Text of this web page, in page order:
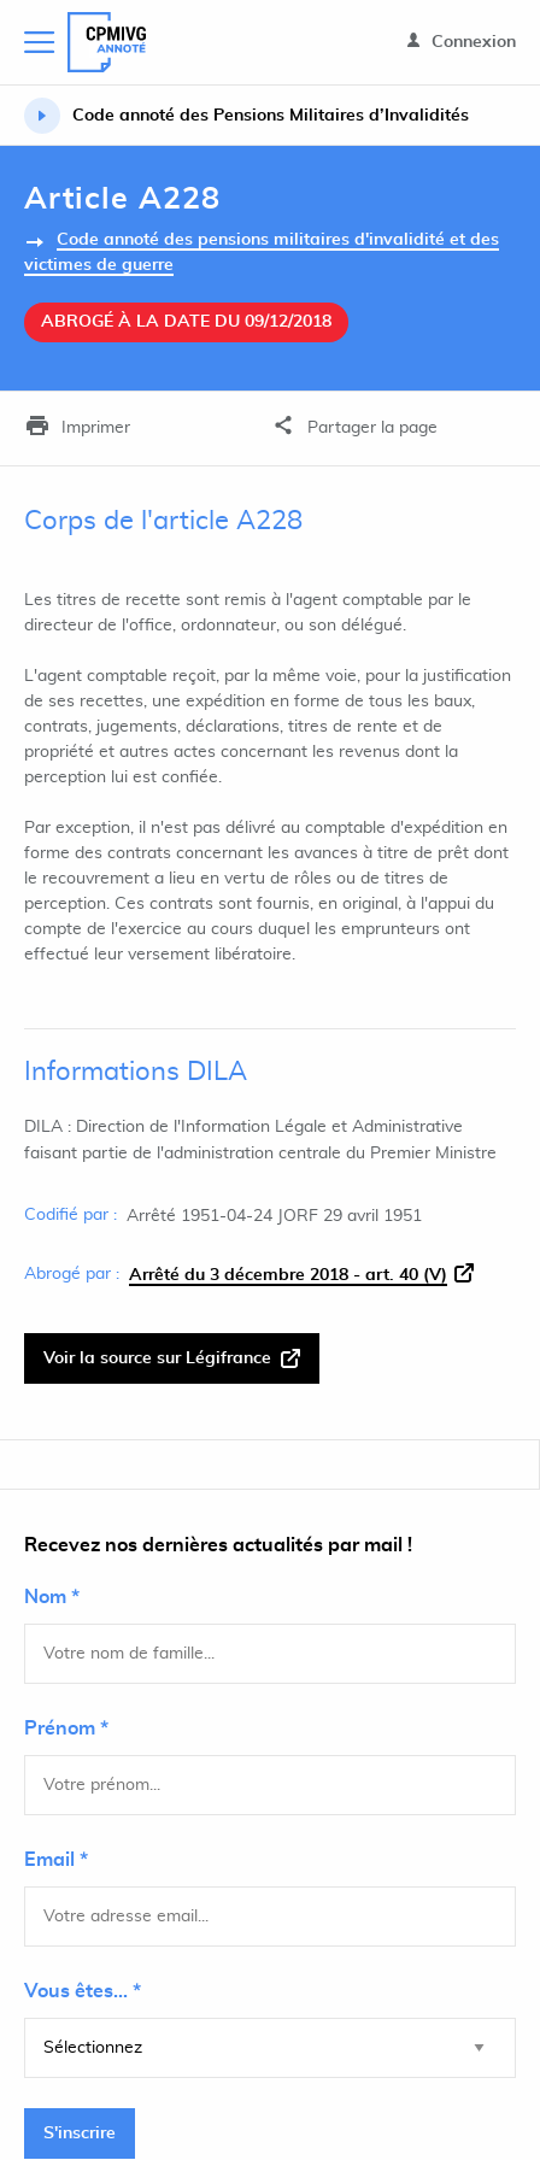
Connexion
Code annoté des Pensions Militaires d’Invalidités
Article A228
Code annoté des pensions militaires d'invalidité et des
victimes de guerre
ABROGÉ À LA DATE DU 09/12/2018
Imprimer Partager la page
Corps de l'article A228
Les titres de recette sont remis à l'agent comptable par le
directeur de l'office, ordonnateur, ou son délégué.
L'agent comptable reçoit, par la même voie, pour la justification
de ses recettes, une expédition en forme de tous les baux,
contrats, jugements, déclarations, titres de rente et de
propriété et autres actes concernant les revenus dont la
perception lui est confiée.
Par exception, il n'est pas délivré au comptable d'expédition en
forme des contrats concernant les avances à titre de prêt dont
le recouvrement a lieu en vertu de rôles ou de titres de
perception. Ces contrats sont fournis, en original, à l'appui du
compte de l'exercice au cours duquel les emprunteurs ont
effectué leur versement libératoire.
Informations DILA
DILA : Direction de l'Information Légale et Administrative
faisant partie de l'administration centrale du Premier Ministre
Codifié par : Arrêté 1951-04-24 JORF 29 avril 1951
Abrogé par : Arrêté du 3 décembre 2018 - art. 40 (V)
Voir la source sur Légifrance
Recevez nos dernières actualités par mail !
Nom *
Prénom *
Email *
Vous êtes... *
S'inscrire